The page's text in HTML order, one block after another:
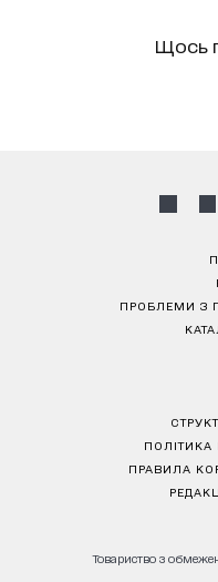
Щось
ПРОБЛЕМИ З
ПОЛІТИКА
ПРАВИЛА
Товариство з